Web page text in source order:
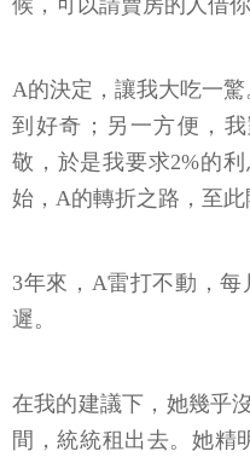
候，可以請賣房的人借你
A的決定，讓我大吃一
到好奇；另一方便，
敬，於是我要求2%的
始，A的轉折之路，至此
3年來，A雷打不動，每
遲。
在我的建議下，她幾乎
間，統統租出去。她精